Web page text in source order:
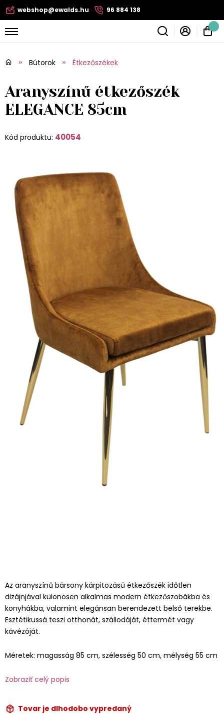
webshop@ewalds.hu 96 884 138
Bútorok Étkezőszékek
Aranyszínű étkezőszék
ELEGANCE 85cm
Kód produktu: 40054
Az aranyszínű bársony kárpitozású étkezőszék időtlen
dizájnjával különösen alkalmas modern étkezőszobákba és
konyhákba, valamint elegánsan berendezett belső terekbe.
Esztétikussá teszi otthonát, szállodáját, éttermét vagy
kávézóját.
Méretek: magasság 85 cm, szélesség 50 cm, mélység 55 cm
Zobraziť celý popis
Tovar je dlhodobo vypredaný